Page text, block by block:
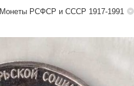
Монеты РСФСР и СССР 1917-1991